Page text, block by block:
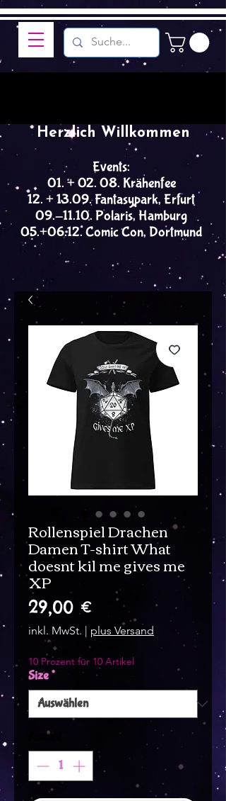
Events:
01. + 02. 08. Krähenfee
12. + 13.09. Fantasypark, Erfurt
09.-11.10. Polaris, Hamburg
05.+06.12. Comic Con, Dortmund
Herzlich Willkommen
Rollenspiel Drachen
Damen T-shirt What
doesnt kil me gives me
XP
29,00 €Preis
inkl. MwSt. | plus Versand
10 Prozent für 10 Artikel
Size*
Anzahl